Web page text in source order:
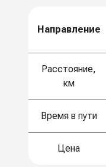
Направление
Расстояние,
км
Время в пути
Цена